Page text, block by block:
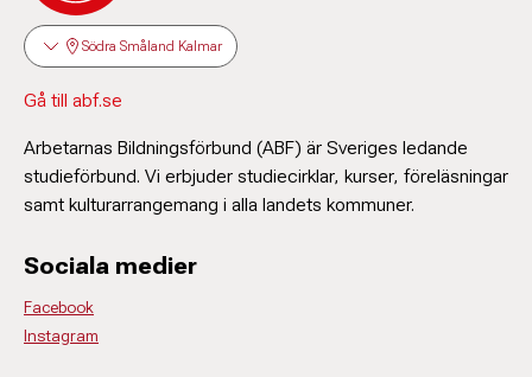
Södra Småland Kalmar
Gå till abf.se
Arbetarnas Bildningsförbund (ABF) är Sveriges ledande
studieförbund. Vi erbjuder studiecirklar, kurser, föreläsningar
samt kulturarrangemang i alla landets kommuner.
Sociala medier
Facebook
Instagram